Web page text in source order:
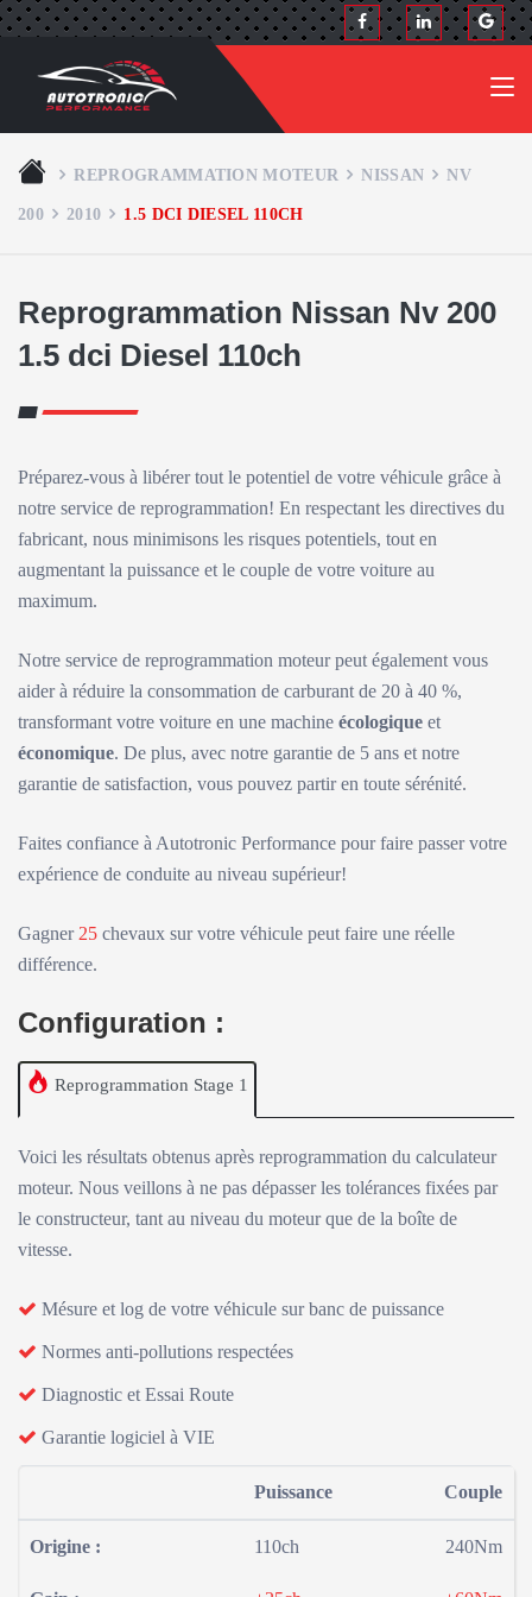
REPROGRAMMATION MOTEUR NISSAN NV
200 2010 1.5 DCI DIESEL 110CH
Reprogrammation Nissan Nv 200
1.5 dci Diesel 110ch
Préparez-vous à libérer tout le potentiel de votre véhicule grâce à
notre service de reprogrammation! En respectant les directives du
fabricant, nous minimisons les risques potentiels, tout en
augmentant la puissance et le couple de votre voiture au
maximum.
Notre service de reprogrammation moteur peut également vous
aider à réduire la consommation de carburant de 20 à 40 %,
transformant votre voiture en une machine écologique et
économique. De plus, avec notre garantie de 5 ans et notre
garantie de satisfaction, vous pouvez partir en toute sérénité.
Faites confiance à Autotronic Performance pour faire passer votre
expérience de conduite au niveau supérieur!
Gagner 25 chevaux sur votre véhicule peut faire une réelle
différence.
Configuration :
Reprogrammation Stage 1
Voici les résultats obtenus après reprogrammation du calculateur
moteur. Nous veillons à ne pas dépasser les tolérances fixées par
le constructeur, tant au niveau du moteur que de la boîte de
vitesse.
Mésure et log de votre véhicule sur banc de puissance
Normes anti-pollutions respectées
Diagnostic et Essai Route
Garantie logiciel à VIE
Puissance Couple
Origine : 110ch 240Nm